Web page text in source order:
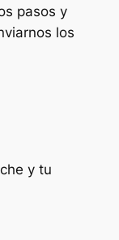
pasos y
los
y tu